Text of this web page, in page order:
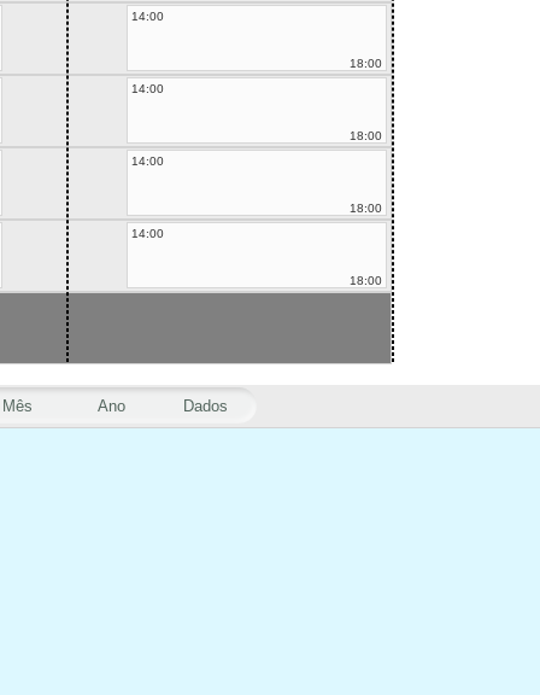
Mês Ano Dados
14:00
18:00
14:00
18:00
14:00
18:00
14:00
18:00